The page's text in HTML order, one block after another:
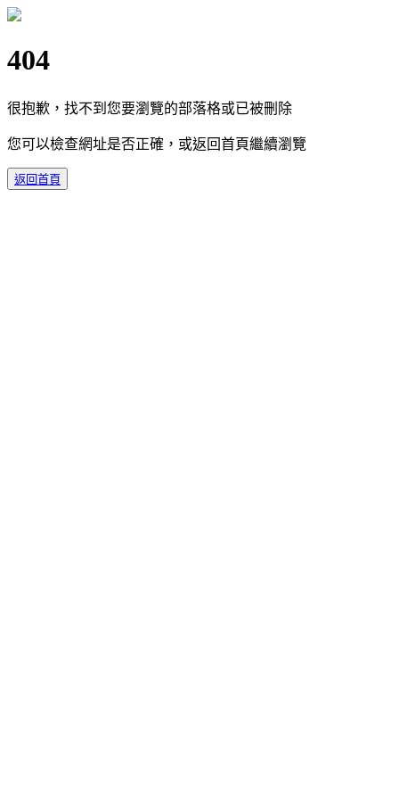
404
很抱歉，找不到您要瀏覽的部落格或已被刪除
您可以檢查網址是否正確，或返回首頁繼續瀏覽
返回首頁